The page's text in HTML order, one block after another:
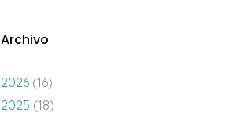
Archivo
2026 (16)
2025 (18)